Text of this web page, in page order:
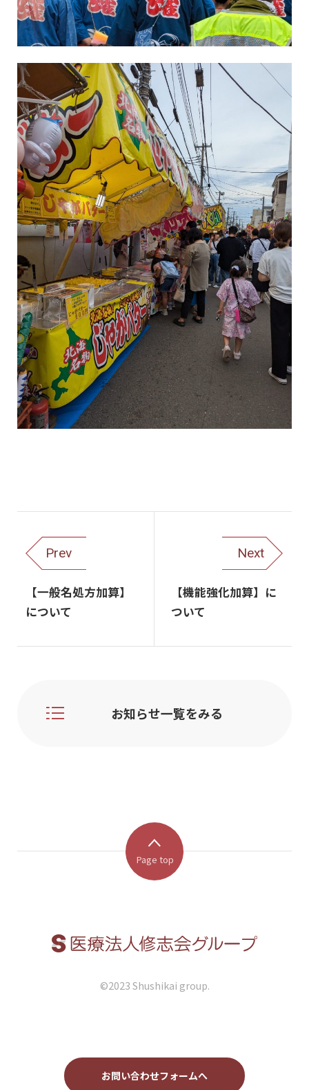
お問い合わせフォームへ
Prev
【一般名処方加算】
について
Next
【機能強化加算】​に
ついて
お知らせ一覧をみる
Page top
©︎2023 Shushikai group.